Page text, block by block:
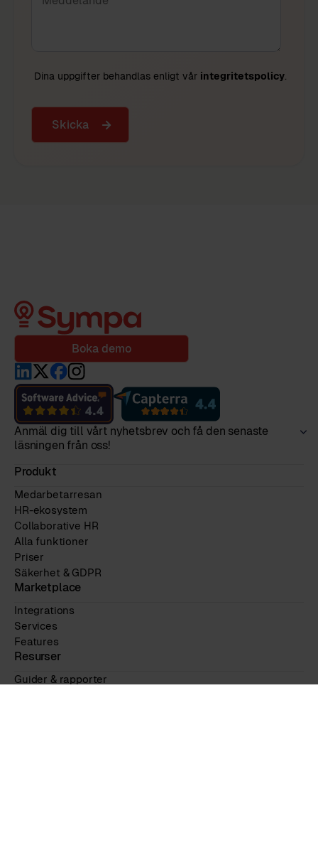
Dina uppgifter behandlas enligt vår integritetspolicy
Boka demo
Anmäl dig till vårt nyhetsbrev och få den senaste
läsningen från oss!
Produkt
Medarbetarresan
HR-ekosystem
Collaborative HR
Alla funktioner
Priser
Säkerhet & GDPR
Marketplace
Integrations
Services
Features
Resurser
Guider & rapporter